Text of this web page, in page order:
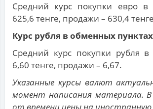
Средний курс покупки евро
625,6 тенге, продажи – 630,4
Курс рубля в обменных пунктах
Средний курс покупки рубля
6,60 тенге, продажи – 6,67.
Указанные курсы валют
момент написания материала.